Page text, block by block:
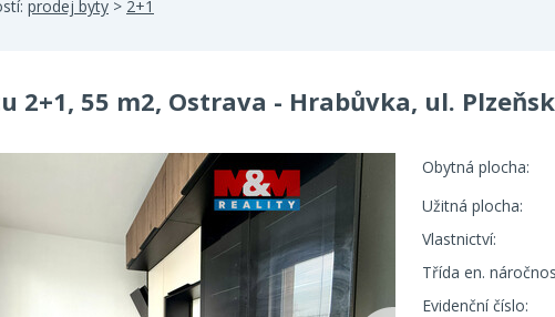
prodej byty > 2+1
2+1, 55 m2, Ostrava - Hrabůvka, ul.
Obytná plocha:
Užitná plocha:
Vlastnictví:
Třída en.
Evidenční číslo: